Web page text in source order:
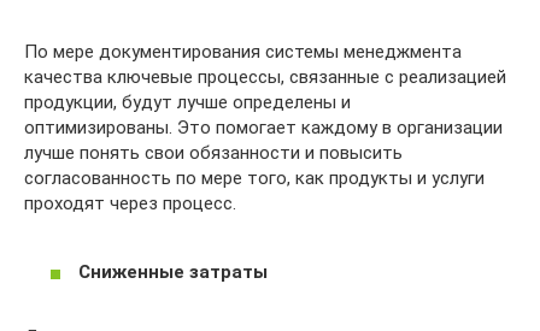
По мере документирования системы менеджмента
качества ключевые процессы, связанные с реализацией
продукции, будут лучше определены и
оптимизированы. Это помогает каждому в организации
лучше понять свои обязанности и повысить
согласованность по мере того, как продукты и услуги
проходят через процесс.
Сниженные затраты